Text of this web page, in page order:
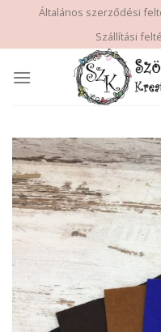
content
Általános szerződési
Szállítási